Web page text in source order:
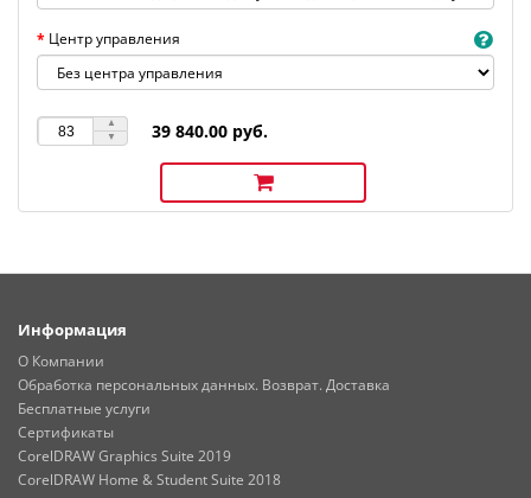
Центр управления
39 840.00 руб.
Информация
О Компании
Обработка персональных данных. Возврат. Доставка
Бесплатные услуги
Сертификаты
CorelDRAW Graphics Suite 2019
CorelDRAW Home & Student Suite 2018